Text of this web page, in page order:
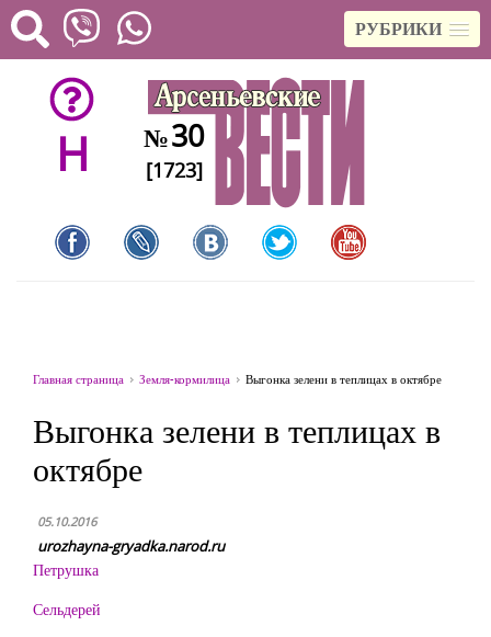
РУБРИКИ
H №30
[1723]
Главная страница Земля-кормилица Выгонка зелени в теплицах в октябре
Выгонка зелени в теплицах в
октябре
05.10.2016
urozhayna-gryadka.narod.ru
Петрушка
Сельдерей